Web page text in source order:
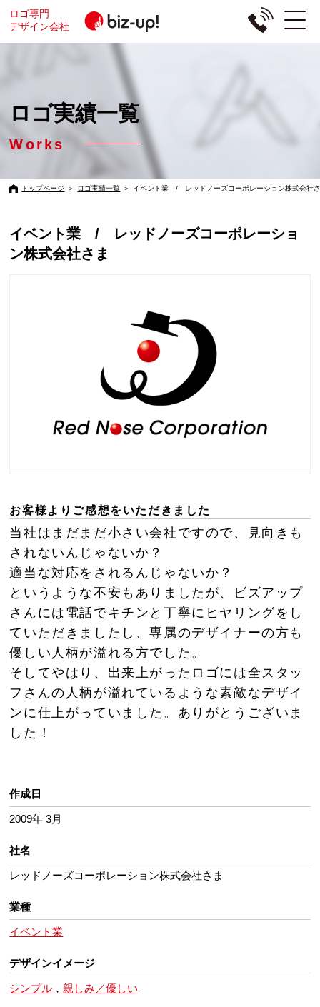
ロゴ専門
デザイン会社
ロゴ実績一覧
Works
トップページ ＞ ロゴ実績一覧 ＞ イベント業 / レッドノーズコーポレーション株式会社
イベント業 / レッドノーズコーポレーショ
ン株式会社さま
お客様よりご感想をいただきました
当社はまだまだ小さい会社ですので、見向きも
されないんじゃないか？
適当な対応をされるんじゃないか？
というような不安もありましたが、ビズアップ
さんには電話でキチンと丁寧にヒヤリングをし
ていただきましたし、専属のデザイナーの方も
優しい人柄が溢れる方でした。
そしてやはり、出来上がったロゴには全スタッ
フさんの人柄が溢れているような素敵なデザイ
ンに仕上がっていました。ありがとうございま
した！
作成日
2009年 3月
社名
レッドノーズコーポレーション株式会社さま
業種
イベント業
デザインイメージ
シンプル ， 親しみ／優しい